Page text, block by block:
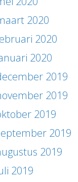
2020
2020
2020
2019
2019
2019
2019
2019
2019